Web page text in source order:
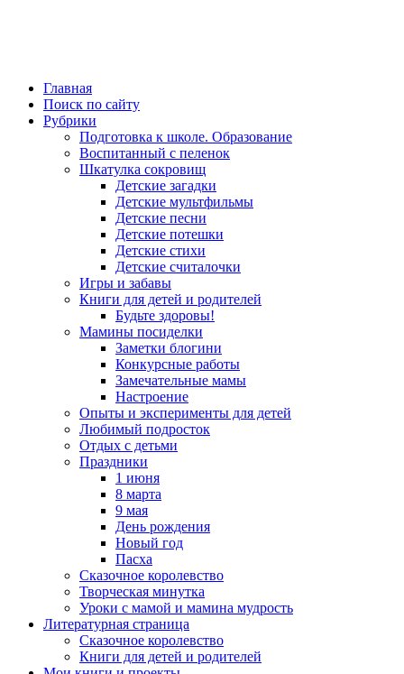
Главная
Поиск по сайту
Рубрики
Подготовка к школе. Образование
Воспитанный с пеленок
Шкатулка сокровищ
Детские загадки
Детские мультфильмы
Детские песни
Детские потешки
Детские стихи
Детские считалочки
Игры и забавы
Книги для детей и родителей
Будьте здоровы!
Мамины посиделки
Заметки блогини
Конкурсные работы
Замечательные мамы
Настроение
Опыты и эксперименты для детей
Любимый подросток
Отдых с детьми
Праздники
1 июня
8 марта
9 мая
День рождения
Новый год
Пасха
Сказочное королевство
Творческая минутка
Уроки с мамой и мамина мудрость
Литературная страница
Сказочное королевство
Книги для детей и родителей